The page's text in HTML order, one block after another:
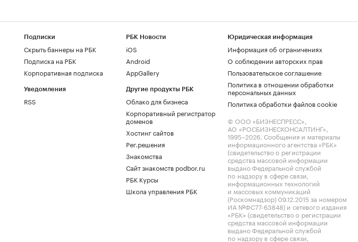
Подписки
Скрыть баннеры на РБК
Подписка на РБК
Корпоративная подписка
Уведомления
RSS
РБК Новости
iOS
Android
AppGallery
Другие продукты РБК
Облако для бизнеса
Корпоративный регистратор
доменов
Хостинг сайтов
Рег.решения
Знакомства
Сайт знакомств podbor.ru
РБК Курсы
Школа управления РБК
Юридическая информация
Информация об ограничениях
О соблюдении авторских прав
Пользовательское соглашение
Политика в отношении обработки
персональных данных
Политика обработки файлов cookie
© ООО «БИЗНЕСПРЕСС»,
АО «РОСБИЗНЕСКОНСАЛТИНГ»,
1995–2026. Сообщения и материалы
информационного агентства «РБК»
(свидетельство о регистрации
средства массовой информации
выдано Федеральной службой
по надзору в сфере связи,
информационных технологий
и массовых коммуникаций
(Роскомнадзор) 09.12.2015 за номером
ИА №ФС77-63848) и сетевого издания
«РБК» (свидетельство о регистрации
средства массовой информации
выдано Федеральной службой
по надзору в сфере связи,